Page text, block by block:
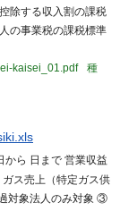
除する収入割の課税
の事業税の課税標準
kaisei_01.pdf
種
から 日まで 営業収益
ス売上（特定ガス供
対象法人のみ対象 ③